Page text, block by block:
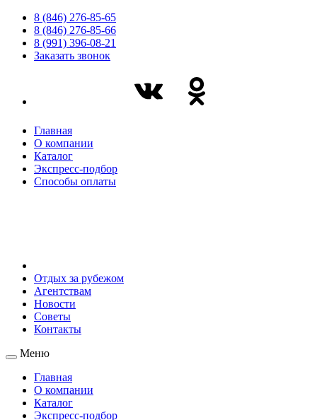
8 (846) 276-85-65
8 (846) 276-85-66
8 (991) 396-08-21
Заказать звонок
Главная
О компании
Каталог
Экспресс-подбор
Способы оплаты
Отдых за рубежом
Агентствам
Новости
Советы
Контакты
Меню
Главная
О компании
Каталог
Экспресс-подбор